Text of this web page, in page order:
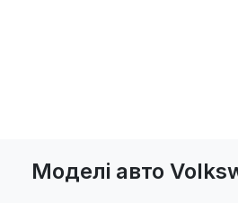
Моделі авто